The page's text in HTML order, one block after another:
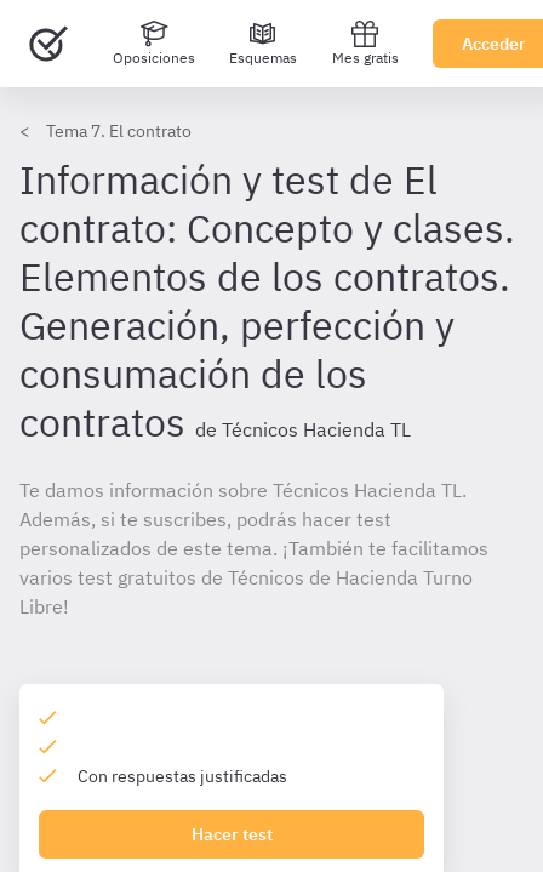
Oposiciones Esquemas Mes gratis
Acceder
Tema 7. El contrato
Información y test de El
contrato: Concepto y clases.
Elementos de los contratos.
Generación, perfección y
consumación de los
contratos de Técnicos Hacienda TL
Te damos información sobre Técnicos Hacienda TL.
Además, si te suscribes, podrás hacer test
personalizados de este tema. ¡También te facilitamos
varios test gratuitos de Técnicos de Hacienda Turno
Libre!
Con respuestas justificadas
Hacer test